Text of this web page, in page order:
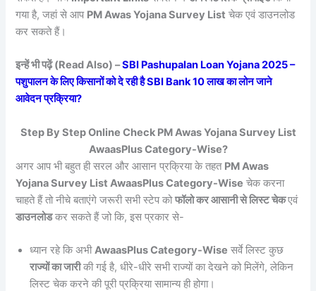
गया है, जहां से आप PM Awas Yojana Survey List चेक एवं डाउनलोड
कर सकते हैं।
इन्हें भी पढ़ें (Read Also) –SBI Pashupalan Loan Yojana 2025 –
पशुपालन के लिए किसानों को दे रही है SBI Bank 10 लाख का लोन जाने
आवेदन प्रक्रिया?
Step By Step Online Check PM Awas Yojana Survey List
AwaasPlus Category-Wise?
अगर आप भी बहुत ही सरल और आसान प्रक्रिया के तहत PM Awas
Yojana Survey List AwaasPlus Category-Wise चेक करना
चाहते हैं तो नीचे बताएंगे जरूरी सभी स्टेप कोफॉलो कर आसानी से लिस्ट चेकएवं
डाउनलोडकर सकते हैं जो कि, इस प्रकार से-
ध्यान रहे कि अभीAwaasPlus Category-Wise सर्वे लिस्ट कुछ
राज्यों का जारीकी गई है, धीरे-धीरे सभी राज्यों का देखने को मिलेंगे, लेकिन
लिस्ट चेक करने की पूरी प्रक्रिया सामान्य ही होगा।